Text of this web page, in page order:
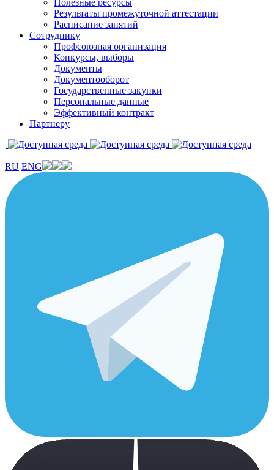
Полезные ресурсы
Результаты промежуточной аттестации
Расписание занятий
Сотруднику
Профсоюзная организация
Конкурсы, выборы
Документы
Документооборот
Государственные закупки
Персональные данные
Эффективный контракт
Партнеру
RU ENG